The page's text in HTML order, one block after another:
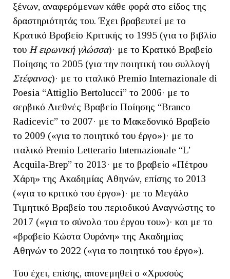
ξένων, αναφερόμενων κάθε φορά στο είδος της
δραστηριότητάς του. Έχει βραβευτεί με το
Κρατικό Βραβείο Κριτικής το 1995 (για το βιβλίο
του Η ειρωνική γλώσσα)· με το Κρατικό Βραβείο
Ποίησης το 2005 (για την ποιητική του συλλογή
Στέφανος)· με το ιταλικό Premio Internazionale di
Poesia “Attiglio Bertolucci” το 2006· με το
σερβικό Διεθνές Βραβείο Ποίησης “Branco
Radicevic” το 2007· με το Μακεδονικό Βραβείο
το 2009 («για το ποιητικό του έργο»)· με το
ιταλικό Premio Letterario Internazionale “L’
Acquila-Brep” το 2013· με το βραβείο «Πέτρου
Χάρη» της Ακαδημίας Αθηνών, επίσης το 2013
(«για το κριτικό του έργο»)· με το Μεγάλο
Τιμητικό Βραβείο του περιοδικού Αναγνώστης το
2017 («για το σύνολο του έργου του»)· και με το
«βραβείο Κώστα Ουράνη» της Ακαδημίας
Αθηνών το 2022 («για το ποιητικό του έργο»).
Του έχει, επίσης, απονεμηθεί ο «Χρυσούς